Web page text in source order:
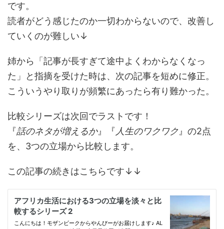
です。
読者がどう感じたのか一切わからないので、改善し
ていくのが難しい↓
姉から「記事が長すぎて途中よくわからなくなっ
た」と指摘を受けた時は、次の記事を短めに修正。
こういうやり取りが頻繁にあったら有り難かった。
比較シリーズは次回でラストです！
『話のネタが増えるか』『 人生のワクワク 』の2点
を、3つの立場から比較します。
この記事の続きはこちらです↓↓